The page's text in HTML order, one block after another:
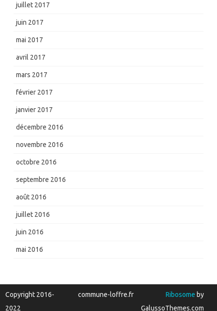
juillet 2017
juin 2017
mai 2017
avril 2017
mars 2017
février 2017
janvier 2017
décembre 2016
novembre 2016
octobre 2016
septembre 2016
août 2016
juillet 2016
juin 2016
mai 2016
Copyright 2016-
2022
commune-loffre.fr Ribosome by
GalussoThemes.com